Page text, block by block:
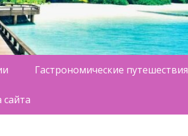
Гастрономические путешествия
сайта